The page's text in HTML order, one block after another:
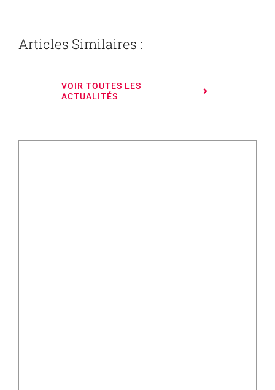
Articles Similaires :
VOIR TOUTES LES
ACTUALITÉS